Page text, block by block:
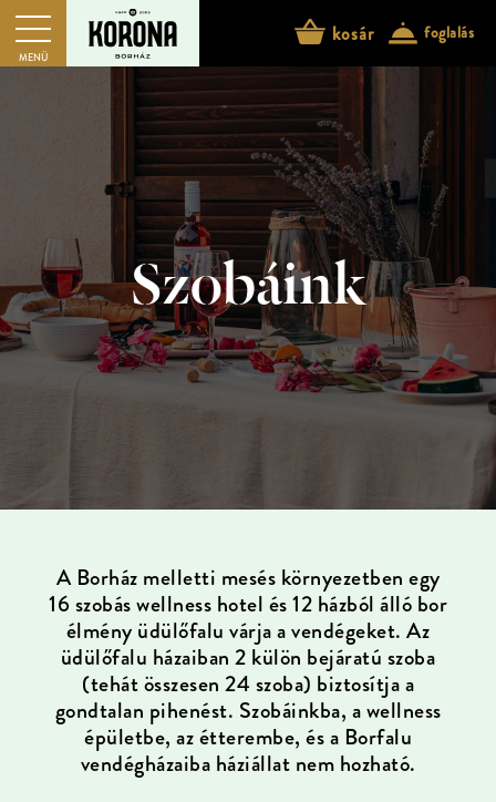
MENÜ
kosár foglalás
Szobáink
A Borház melletti mesés környezetben egy
16 szobás wellness hotel és 12 házból álló bor
élmény üdülőfalu várja a vendégeket. Az
üdülőfalu házaiban 2 külön bejáratú szoba
(tehát összesen 24 szoba) biztosítja a
gondtalan pihenést. Szobáinkba, a wellness
épületbe, az étterembe, és a Borfalu
vendégházaiba háziállat nem hozható.